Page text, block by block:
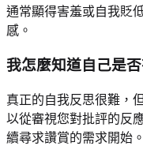
通常顯得害羞或自我貶
感。
我怎麼知道自己是
真正的自我反思很難，
以從審視您對批評的反
續尋求讚賞的需求開始